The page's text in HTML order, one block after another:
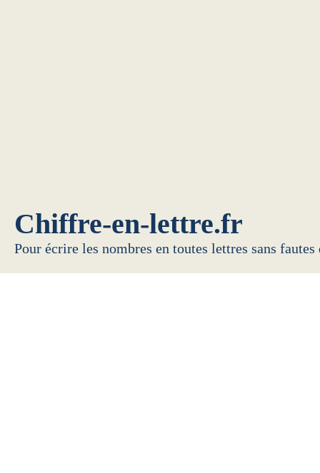
Chiffre-en-lettre.fr
Pour écrire les nombres en toutes lettres sans